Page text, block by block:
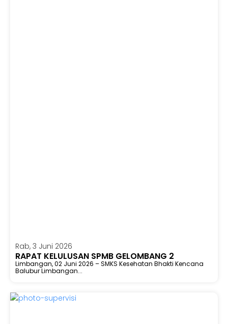
Rab, 3 Juni 2026
RAPAT KELULUSAN SPMB GELOMBANG 2
Limbangan, 02 Juni 2026 – SMKS Kesehatan Bhakti Kencana
Balubur Limbangan...